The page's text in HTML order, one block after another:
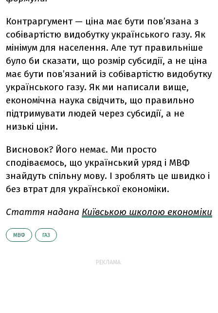
Контраргумент — ціна має бути пов’язана з
собівартістю видобутку українського газу. Як
мінімум для населення. Але тут правильніше
було би сказати, що розмір субсидії, а не ціна
має бути пов’язаний із собівартістю видобутку
українського газу. Як ми написали вище,
економічна наука свідчить, що правильно
підтримувати людей через субсидії, а не
низькі ціни.
Висновок? Його немає. Ми просто
сподіваємось, що український уряд і МВФ
знайдуть спільну мову. І зроблять це швидко і
без втрат для української економіки.
Стаття надана Київською школою економіки
МВФ ГАЗ
РЕКЛАМА: